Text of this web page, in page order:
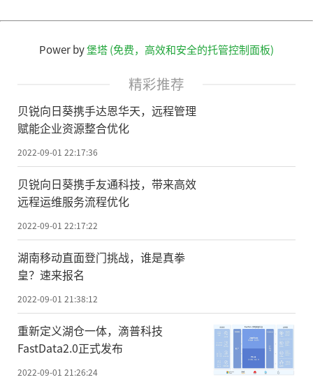
Power by堡塔 (免费，高效和安全的托管控制面板)
精彩推荐
贝锐向日葵携手达恩华天，远程管理
赋能企业资源整合优化
2022-09-01 22:17:36
贝锐向日葵携手友通科技，带来高效
远程运维服务流程优化
2022-09-01 22:17:22
湖南移动直面登门挑战，谁是真拳
皇？速来报名
2022-09-01 21:38:12
重新定义湖仓一体，滴普科技
FastData2.0正式发布
2022-09-01 21:26:24